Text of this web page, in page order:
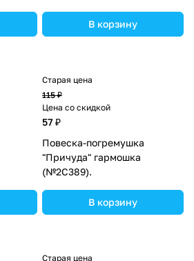
В корзину
Старая цена
115 ₽
Цена со скидкой
57 ₽
Повеска-погремушка
"Причуда" гармошка
(№2С389).
В корзину
Старая цена